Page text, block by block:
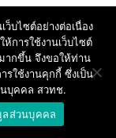
ว็บไซต์อย่างต่อเนื่อง
การใช้งานเว็บไซต์
ากขึ้น จึงขอให้ท่าน
รใช้งานคุกกี้ ซึ่งเป็น
บุคคล สวทช.
ลส่วนบุคคล